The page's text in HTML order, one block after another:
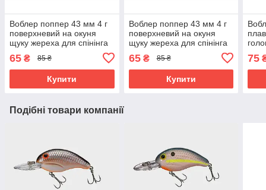
Воблер поппер 43 мм 4 г
поверхневий на окуня
щуку жереха для спінінга
65 ₴ 85 ₴
Купити
Воблер поппер 43 мм 4 г
поверхневий на окуня
щуку жереха для спінінга
65₴ 85 ₴
Купити
75
Подібні товари компанії